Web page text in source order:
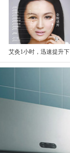
艾灸1小时，迅速提升下